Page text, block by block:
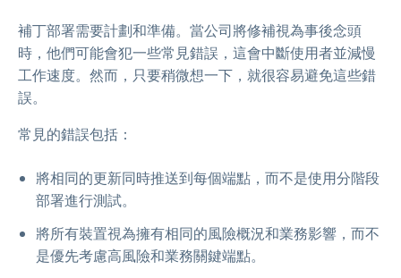
補丁部署需要計劃和準備。當公司將修補視為事後念頭
時，他們可能會犯一些常見錯誤，這會中斷使用者並減慢
工作速度。然而，只要稍微想一下，就很容易避免這些錯
誤。
常見的錯誤包括：
將相同的更新同時推送到每個端點，而不是使用分階段
部署進行測試。
將所有裝置視為擁有相同的風險概況和業務影響，而不
是優先考慮高風險和業務關鍵端點。